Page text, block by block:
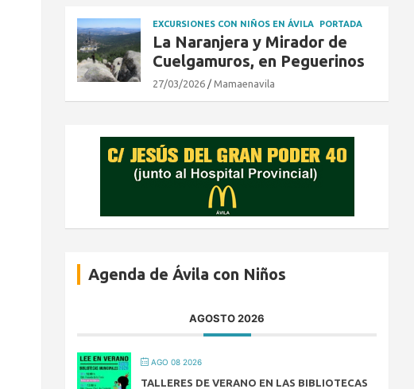
EXCURSIONES CON NIÑOS EN ÁVILA PORTADA
La Naranjera y Mirador de
Cuelgamuros, en Peguerinos
27/03/2026 Mamaenavila
Agenda de Ávila con Niños
AGOSTO 2026
AGO 08 2026
TALLERES DE VERANO EN LAS BIBLIOTECAS